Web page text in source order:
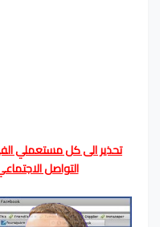
تحذير الى كل مستعملي
التواصل